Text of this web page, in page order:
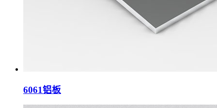
6061铝板